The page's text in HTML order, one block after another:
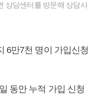
상담센터를 방문해 상담사
6만7천 명이 가입신청
동안 누적 가입 신청